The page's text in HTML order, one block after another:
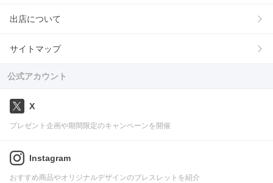
出店について
サイトマップ
公式アカウント
X
プレゼント企画や期間限定のキャンペーンを開催
Instagram
おすすめ商品やオリジナルデザインのブレスレットを紹介